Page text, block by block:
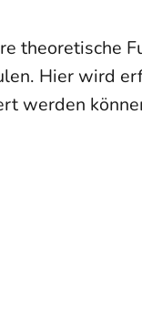
theoretische
Hier wird
werden